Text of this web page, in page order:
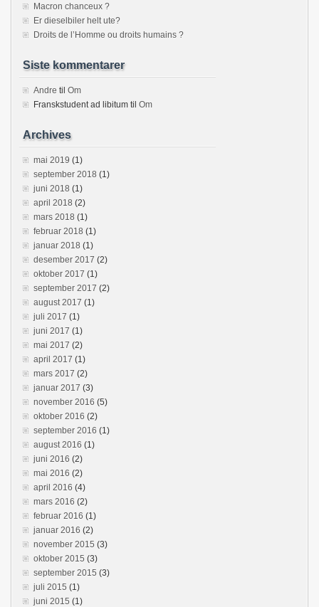
Macron chanceux ?
Er dieselbiler helt ute?
Droits de l’Homme ou droits humains ?
Siste kommentarer
Andre til Om
Franskstudent ad libitum til Om
Archives
mai 2019 (1)
september 2018 (1)
juni 2018 (1)
april 2018 (2)
mars 2018 (1)
februar 2018 (1)
januar 2018 (1)
desember 2017 (2)
oktober 2017 (1)
september 2017 (2)
august 2017 (1)
juli 2017 (1)
juni 2017 (1)
mai 2017 (2)
april 2017 (1)
mars 2017 (2)
januar 2017 (3)
november 2016 (5)
oktober 2016 (2)
september 2016 (1)
august 2016 (1)
juni 2016 (2)
mai 2016 (2)
april 2016 (4)
mars 2016 (2)
februar 2016 (1)
januar 2016 (2)
november 2015 (3)
oktober 2015 (3)
september 2015 (3)
juli 2015 (1)
juni 2015 (1)